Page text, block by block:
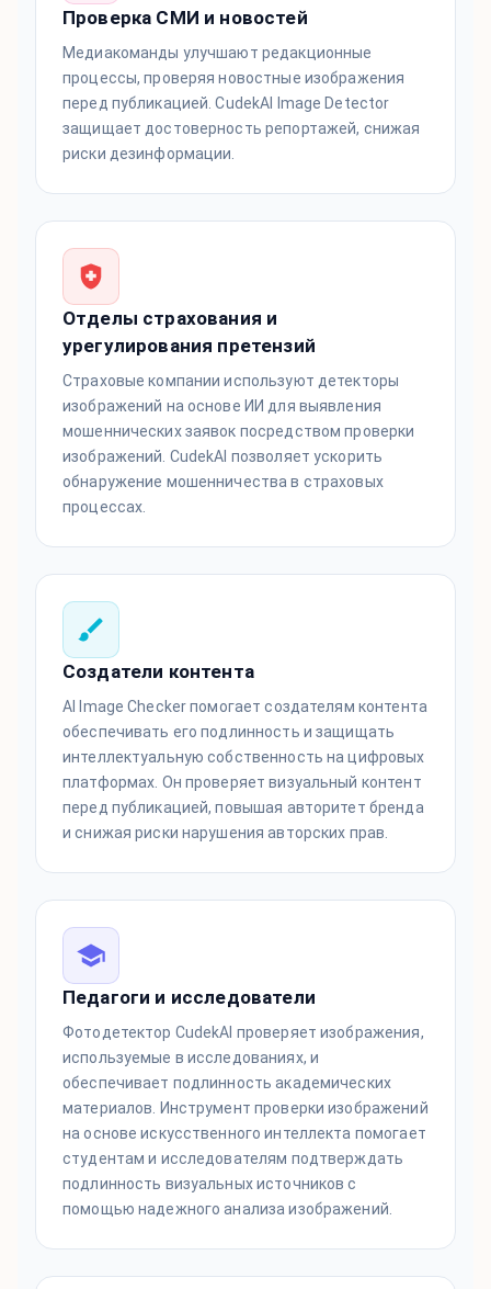
Проверка СМИ и новостей
Медиакоманды улучшают редакционные
процессы, проверяя новостные изображения
перед публикацией. CudekAI Image Detector
защищает достоверность репортажей, снижая
риски дезинформации.
Отделы страхования и
урегулирования претензий
Страховые компании используют детекторы
изображений на основе ИИ для выявления
мошеннических заявок посредством проверки
изображений. CudekAI позволяет ускорить
обнаружение мошенничества в страховых
процессах.
Создатели контента
AI Image Checker помогает создателям контента
обеспечивать его подлинность и защищать
интеллектуальную собственность на цифровых
платформах. Он проверяет визуальный контент
перед публикацией, повышая авторитет бренда
и снижая риски нарушения авторских прав.
Педагоги и исследователи
Фотодетектор CudekAI проверяет изображения,
используемые в исследованиях, и
обеспечивает подлинность академических
материалов. Инструмент проверки изображений
на основе искусственного интеллекта помогает
студентам и исследователям подтверждать
подлинность визуальных источников с
помощью надежного анализа изображений.